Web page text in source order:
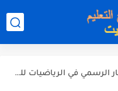
نموذج إجابة الاختبار الرسمي في التربية الاسلامية للصف العاشر الفترة...
نموذج إجابة الاختبار الرسمي في الرياضيات للصف العاشر الفترة الثانية...